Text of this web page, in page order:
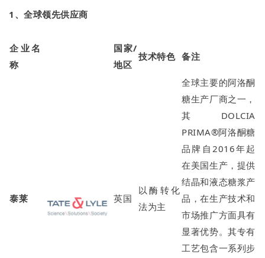
1、全球领先供应商
企业名
称
国家/
地区
技术特色 备注
泰莱 英国
以酶转化
法为主
全球主要的阿洛酮
糖生产厂商之一，
其DOLCIA
PRIMA®阿洛酮糖
品牌自2016年起
在美国生产，提供
结晶和液态糖浆产
品，在生产技术和
市场推广方面具有
显著优势。其专有
工艺包含一系列步